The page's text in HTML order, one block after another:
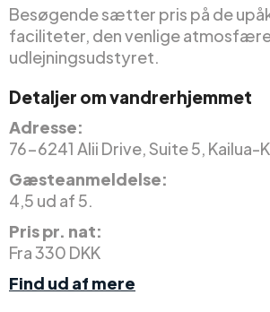
Besøgende sætter pris på de
faciliteter, den venlige
udlejningsudstyret.
Detaljer om vandrerhjemmet
Adresse:
76-6241 Alii Drive, Suite 5, Kailua-
Gæsteanmeldelse:
4,5 ud af 5.
Pris pr. nat:
Fra 330 DKK
Find ud af mere